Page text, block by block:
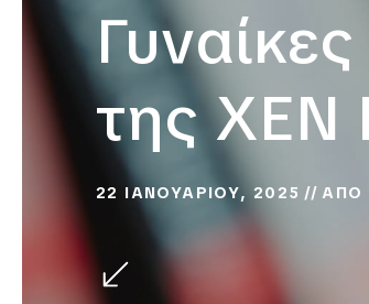
της ΧΕΝ
22 ΙΑΝΟΥΑΡΙΟΥ, 2025 ΑΠΟ